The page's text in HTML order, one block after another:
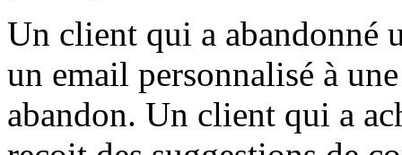
Un client qui a abandonné
un email personnalisé à
abandon. Un client qui a